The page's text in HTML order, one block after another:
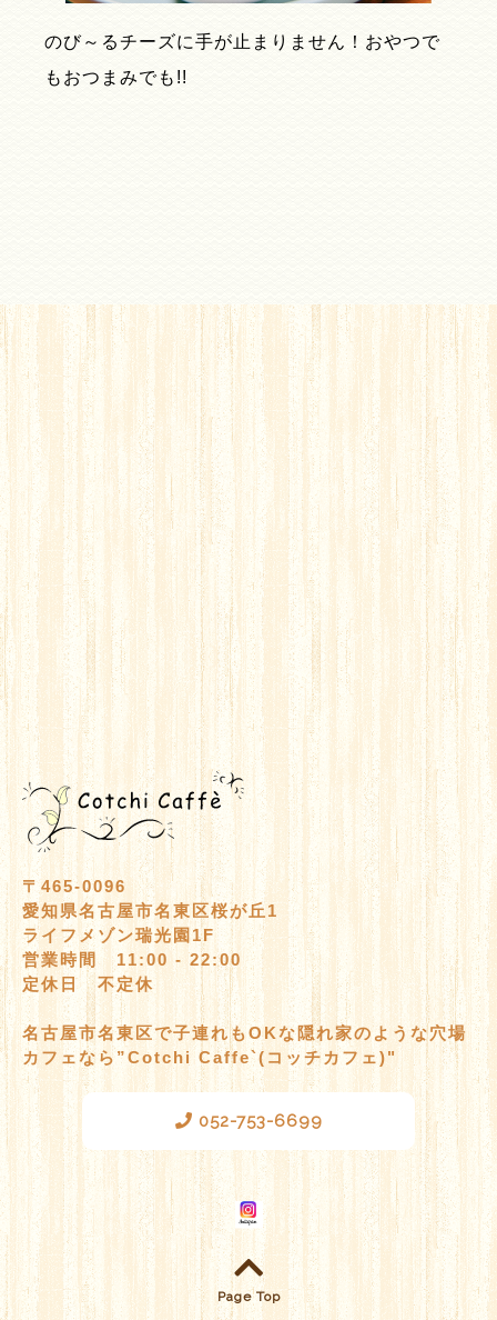
のび～るチーズに手が止まりません！おやつで
もおつまみでも!!
〒465-0096
愛知県名古屋市名東区桜が丘1
ライフメゾン瑞光園1F
営業時間 11:00 - 22:00
定休日 不定休
名古屋市名東区で子連れもOKな隠れ家のような穴場
カフェなら”Cotchi Caffe`(コッチカフェ)"
052-753-6699
Page Top